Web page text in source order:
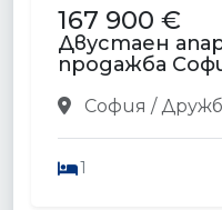
167 900 €
Двустаен
продажба
София /
1